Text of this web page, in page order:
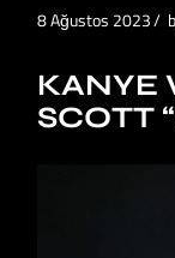
8 Ağustos 2023
KANYE
SCOTT